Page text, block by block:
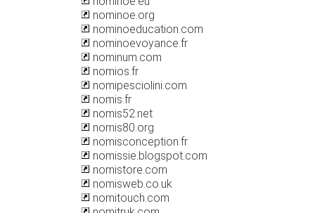
nominoe.org
nominoeducation.com
nominoevoyance.fr
nominum.com
nomios.fr
nomipesciolini.com
nomis.fr
nomis52.net
nomis80.org
nomisconception.fr
nomissie.blogspot.com
nomistore.com
nomisweb.co.uk
nomitouch.com